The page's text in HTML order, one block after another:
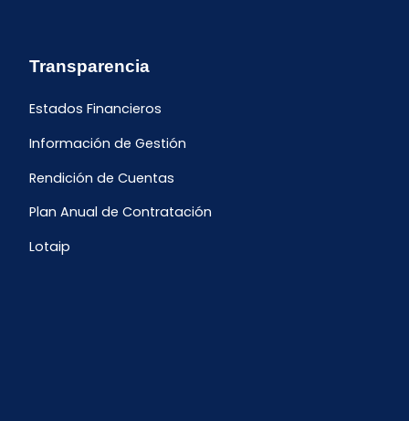
Transparencia
Estados Financieros
Información de Gestión
Rendición de Cuentas
Plan Anual de Contratación
Lotaip